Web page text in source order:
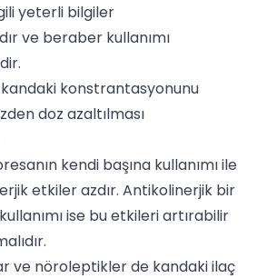
yeterli bilgiler
ve beraber kullanımı
kandaki konstrantasyonunu
doz azaltılması
kendi başına kullanımı ile
etkiler azdır. Antikolinerjik bir
ise bu etkileri artırabilir
ve nöroleptikler de kandaki ilaç